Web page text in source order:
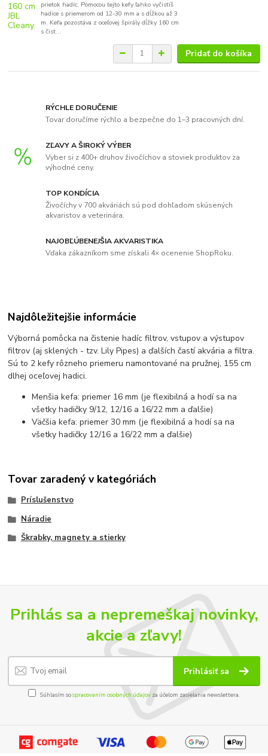
prietok hadíc. Pomocou tejto kefy ľahko vyčistíš
hadice s priemerom od 12-30 mm a s dĺžkou až 3
m. Kefa pozostáva z oceľovej špirály dĺžky 160 cm
s čist...
Pridať do košíka
RÝCHLE DORUČENIE
Tovar doručíme rýchlo a bezpečne do 1–3 pracovných dní.
ZĽAVY A ŠIROKÝ VÝBER
Vyber si z 400+ druhov živočíchov a stoviek produktov za
výhodné ceny.
TOP KONDÍCIA
Živočíchy v 700 akváriách sú pod dohľadom skúsených
akvaristov a veterinára.
NAJOBĽÚBENEJŠIA AKVARISTIKA
Vďaka zákazníkom sme získali 4× ocenenie ShopRoku.
Najdôležitejšie informácie
Výborná pomôcka na čistenie hadíc filtrov, vstupov a výstupov
filtrov (aj sklených - tzv. Lily Pipes) a ďalších častí akvária a filtra.
Sú to 2 kefy rôzneho priemeru namontované na pružnej, 155 cm
dlhej oceľovej hadici.
Menšia kefa: priemer 16 mm (je flexibilná a hodí sa na
všetky hadičky 9/12, 12/16 a 16/22 mm a ďalšie)
Väčšia kefa: priemer 30 mm (je flexibilná a hodí sa na
všetky hadičky 12/16 a 16/22 mm a ďalšie)
Tovar zaradený v kategóriách
Príslušenstvo
Náradie
Škrabky, magnety a stierky
Prihlás sa a nepremeškaj novinky,
akcie a zľavy!
Prihlásiť sa
Súhlasím sospracovaním osobných údajov za účelom zasielania newslettera.